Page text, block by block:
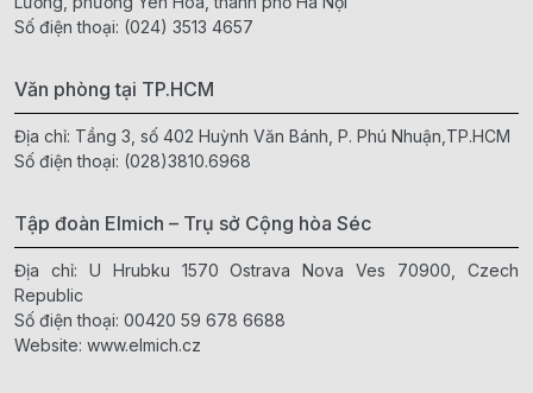
Số điện thoại: (024) 3513 4657
Văn phòng tại TP.HCM
Địa chỉ: Tầng 3, số 402 Huỳnh Văn Bánh, P. Phú Nhuận,TP.HCM
Số điện thoại: (028)3810.6968
Tập đoàn Elmich – Trụ sở Cộng hòa Séc
Địa chỉ: U Hrubku 1570 Ostrava Nova Ves 70900, Czech
Republic
Số điện thoại: 00420 59 678 6688
Website: www.elmich.cz